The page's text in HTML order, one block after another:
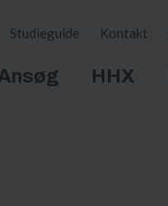
Studieguide Kontakt
HHX